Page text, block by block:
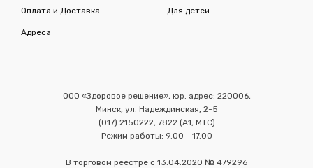
Оплата и Доставка
Адреса
Для детей
ООО «Здоровое решение», юр. адрес: 220006,
Минск, ул. Надеждинская, 2-5
(017) 2150222, 7822 (А1, МТС)
Режим работы: 9.00 - 17.00
В торговом реестре с 13.04.2020 № 479296